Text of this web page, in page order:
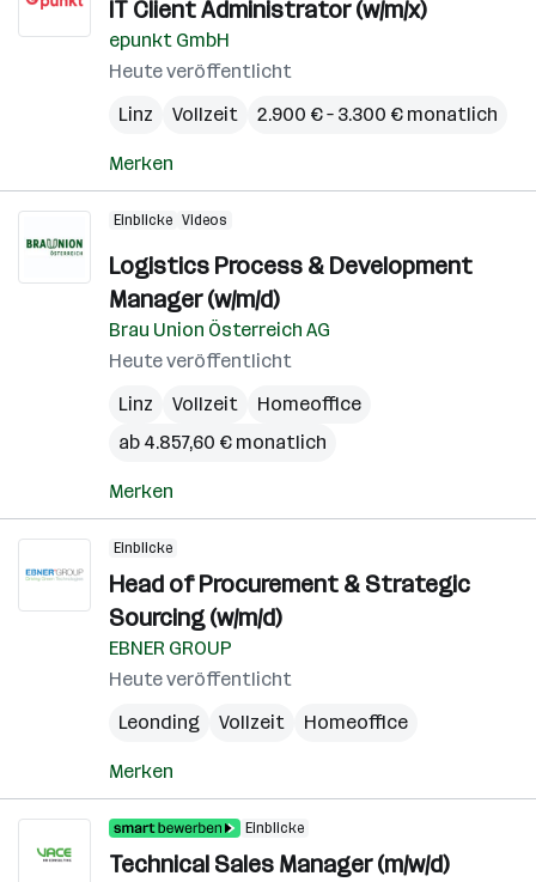
IT Client Administrator (w/m/x)
epunkt GmbH
Heute veröffentlicht
Linz
Vollzeit 2.900 € – 3.300 € monatlich
Merken
Einblicke Videos
Logistics Process & Development
Manager (w/m/d)
Brau Union Österreich AG
Heute veröffentlicht
Linz
Vollzeit
Homeoffice
ab 4.857,60 € monatlich
Merken
Einblicke
Head of Procurement & Strategic
Sourcing (w/m/d)
EBNER GROUP
Heute veröffentlicht
Leonding
Vollzeit Homeoffice
Merken
Einblicke
Technical Sales Manager (m/w/d)